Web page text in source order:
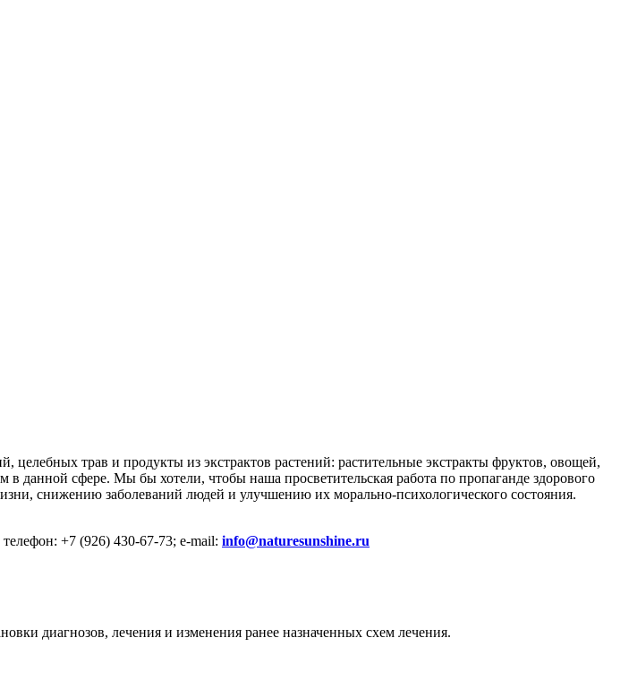
целебных трав и продукты из экстрактов растений: растительные экстракты фруктов, овощей,
данной сфере. Мы бы хотели, чтобы наша просветительская работа по пропаганде здорового
снижению заболеваний людей и улучшению их морально-психологического состояния.
+7 (926) 430-67-73; e-mail: info@naturesunshine.ru
диагнозов, лечения и изменения ранее назначенных схем лечения.